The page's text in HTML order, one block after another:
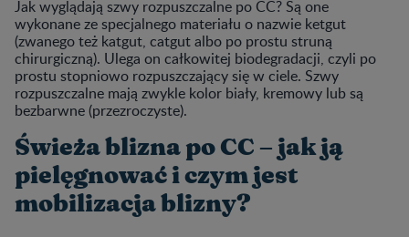
Jak wyglądają szwy rozpuszczalne po CC? Są one
wykonane ze specjalnego materiału o nazwie ketgut
(zwanego też katgut, catgut albo po prostu struną
chirurgiczną). Ulega on całkowitej biodegradacji, czyli po
prostu stopniowo rozpuszczający się w ciele. Szwy
rozpuszczalne mają zwykle kolor biały, kremowy lub są
bezbarwne (przezroczyste).
Świeża blizna po CC – jak ją
pielęgnować i czym jest
mobilizacja blizny?